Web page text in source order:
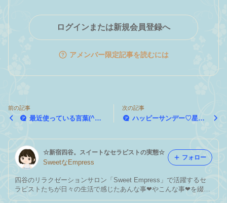
ログインまたは新規会員登録へ
アメンバー限定記事を読むには
前の記事
最近使っている言葉(^^)
次の記事
ハッピーサンデー♡星野
☆新宿四谷。スイートなセラピストの実態☆
SweetなEmpress
四谷のリラクゼーションサロン「Sweet Empress」で活躍するセ
ラピストたちが日々の生活で感じたあんな事❤︎やこんな事❤︎を綴っ
てみてます。もちろんお店の情報もたっぷりお届けしますので、既
フォロー